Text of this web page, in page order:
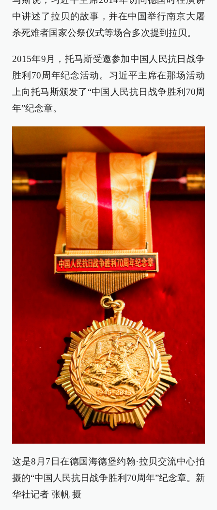
中讲述了拉贝的故事，并在中国举行南京大屠
杀死难者国家公祭仪式等场合多次提到拉贝。
2015年9月，托马斯受邀参加中国人民抗日战争
胜利70周年纪念活动。习近平主席在那场活动
上向托马斯颁发了“中国人民抗日战争胜利70周
年”纪念章。
这是8月7日在德国海德堡约翰·拉贝交流中心拍
摄的“中国人民抗日战争胜利70周年”纪念章。新
华社记者 张帆 摄